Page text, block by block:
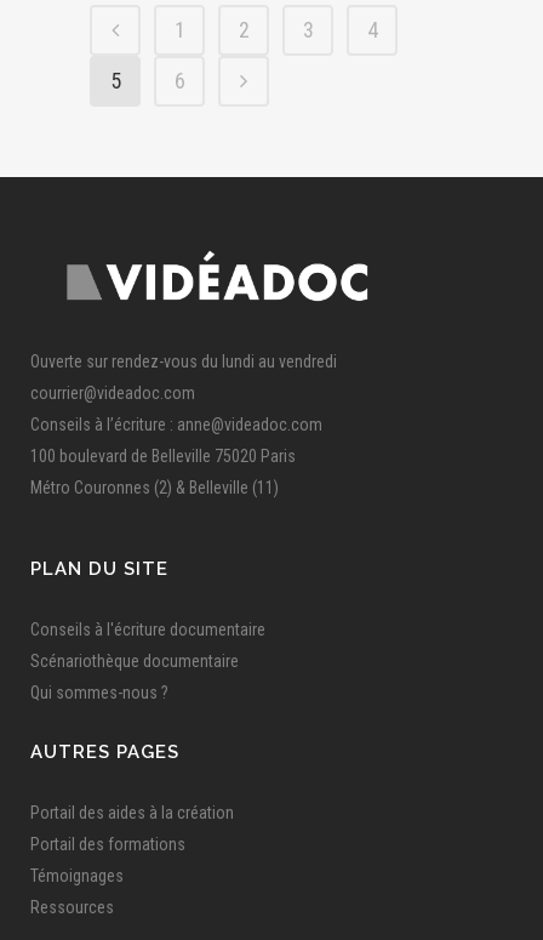
1 2 3
4
5
6
Ouverte sur rendez-vous du lundi au vendredi
courrier@videadoc.com
Conseils à l’écriture : anne@videadoc.com
100 boulevard de Belleville 75020 Paris
Métro Couronnes (2) & Belleville (11)
PLAN DU SITE
Conseils à l'écriture documentaire
Scénariothèque documentaire
Qui sommes-nous ?
AUTRES PAGES
Portail des aides à la création
Portail des formations
Témoignages
Ressources